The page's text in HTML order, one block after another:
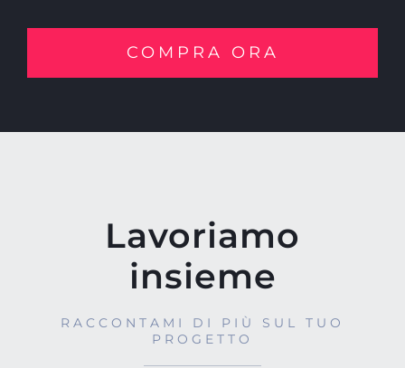
COMPRA ORA
Lavoriamo
insieme
RACCONTAMI DI PIÙ SUL TUO
PROGETTO